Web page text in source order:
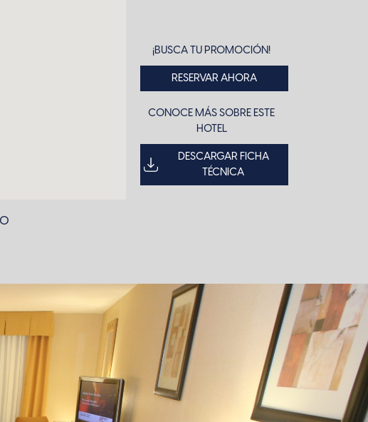
¡BUSCA TU PROMOCIÓN!
RESERVAR AHORA
CONOCE MÁS SOBRE ESTE
HOTEL
DESCARGAR FICHA
TÉCNICA